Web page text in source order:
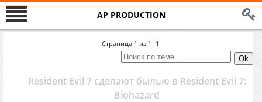
AP PRODUCTION
Страница 1 из 1 1
Resident Evil 7 сделают былью в Resident Evil 7:
Biohazard